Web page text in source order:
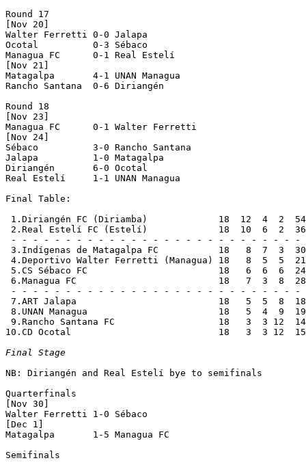
Round 17
[Nov 20]
Walter Ferretti 0-0 Jalapa
Ocotal          0-3 Sébaco
Managua FC      0-1 Real Estelí
[Nov 21]
Matagalpa       4-1 UNAN Managua
Rancho Santana  0-6 Diriangén
Round 18
[Nov 23]
Managua FC      0-1 Walter Ferretti
[Nov 24]
Sébaco          3-0 Rancho Santana
Jalapa          1-0 Matagalpa
Diriangén       6-0 Ocotal
Real Estelí     1-1 UNAN Managua
Final Table:
1.Diriangén FC (Diriamba)             18  12  4  2
2.Real Estelí FC (Estelí)             18  10  6  2
- - - - - - - - - - - - - - - - - - - - - - - - - - -
3.Indígenas de Matagalpa FC           18   8  7  3
4.Deportivo Walter Ferretti (Managua) 18   8  5  5
5.CS Sébaco FC                        18   6  6  6
6.Managua FC                          18   7  3  8
- - - - - - - - - - - - - - - - - - - - - - - - - - -
7.ART Jalapa                          18   5  5  8  18-
8.UNAN Managua                        18   5  4  9
9.Rancho Santana FC                   18   3  3 12
10.CD Ocotal                           18   3  3 12
Final Stage
NB: Diriangén and Real Estelí bye to semifinals
Quarterfinals
[Nov 30]
Walter Ferretti 1-0 Sébaco
[Dec 1]
Matagalpa       1-5 Managua FC
Semifinals